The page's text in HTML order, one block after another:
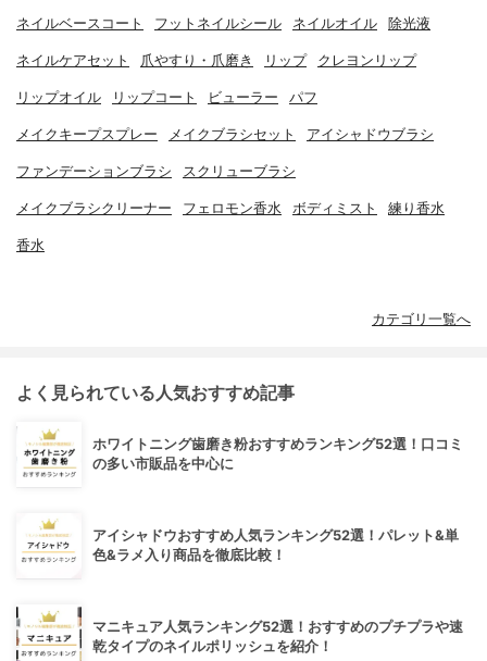
ネイルベースコート フットネイルシール ネイルオイル 除光液
ネイルケアセット 爪やすり・爪磨き リップ クレヨンリップ
リップオイル リップコート ビューラー パフ
メイクキープスプレー メイクブラシセット アイシャドウブラシ
ファンデーションブラシ スクリューブラシ
メイクブラシクリーナー フェロモン香水 ボディミスト 練り香水
香水
カテゴリ一覧へ
よく見られている人気おすすめ記事
ホワイトニング歯磨き粉おすすめランキング52選！口コミ
の多い市販品を中心に
アイシャドウおすすめ人気ランキング52選！パレット&単
色&ラメ入り商品を徹底比較！
マニキュア人気ランキング52選！おすすめのプチプラや速
乾タイプのネイルポリッシュを紹介！